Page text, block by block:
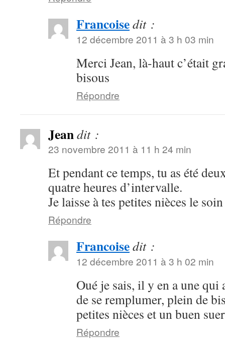
Francoisedit :
12 décembre 2011 à 3 h 03 min
Merci Jean, là-haut c’était
bisous
Répondre
Jeandit :
23 novembre 2011 à 11 h 24 min
Et pendant ce temps, tu as été
quatre heures d’intervalle.
Je laisse à tes petites nièces le
Répondre
Francoisedit :
12 décembre 2011 à 3 h 02 min
Oué je sais, il y en a une
de se remplumer, plein de
petites nièces et un buen
Répondre